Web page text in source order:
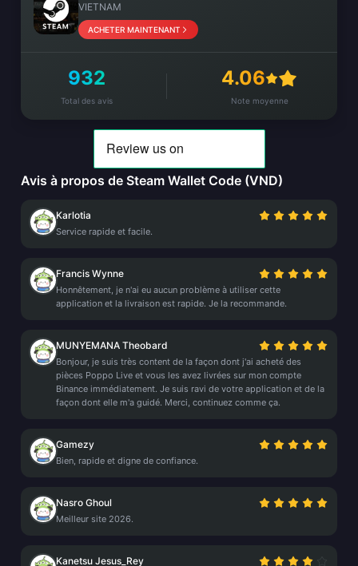
VIETNAM
ACHETER MAINTENANT
932
Total des avis
4.06
Note moyenne
Avis à propos de Steam Wallet Code (VND)
Karlotia
Service rapide et facile.
Francis Wynne
Honnêtement, je n'ai eu aucun problème à utiliser cette
application et la livraison est rapide. Je la recommande.
MUNYEMANA Theobard
Bonjour, je suis très content de la façon dont j'ai acheté des
pièces Poppo Live et vous les avez livrées sur mon compte
Binance immédiatement. Je suis ravi de votre application et de la
façon dont elle m'a guidé. Merci, continuez comme ça.
Gamezy
Bien, rapide et digne de confiance.
Nasro Ghoul
Meilleur site 2026.
Kanetsu Jesus_Rey